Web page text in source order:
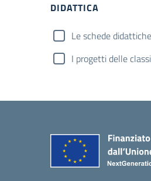
DIDATTICA
Le schede didattiche
I progetti delle classi